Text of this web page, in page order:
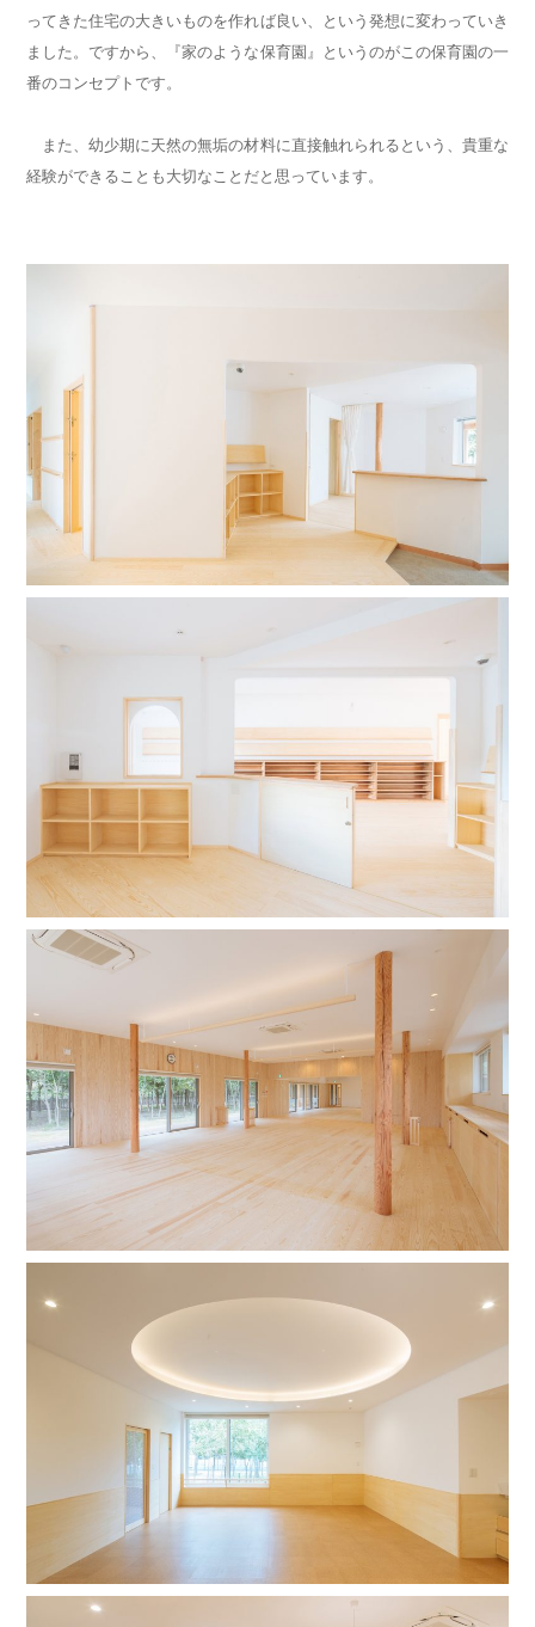
ってきた住宅の大きいものを作れば良い、という発想に変わっていき
ました。ですから、『家のような保育園』というのがこの保育園の一
番のコンセプトです。
また、幼少期に天然の無垢の材料に直接触れられるという、貴重な
経験ができることも大切なことだと思っています。